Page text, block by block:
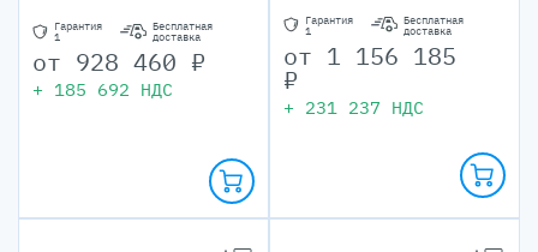
Гарантия
1
Бесплатная
доставка
от 928 460 ₽
+ 185 692 НДС
Гарантия
1
Бесплатная
доставка
от 1 156 185
₽
+ 231 237 НДС